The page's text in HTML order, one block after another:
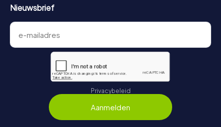
Nieuwsbrief
Privacybeleid
Aanmelden